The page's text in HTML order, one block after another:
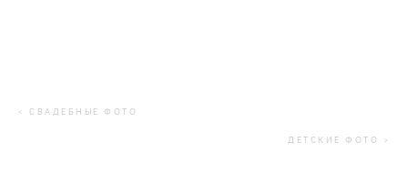
< СВАДЕБНЫЕ ФОТО
ДЕТСКИЕ ФОТО >